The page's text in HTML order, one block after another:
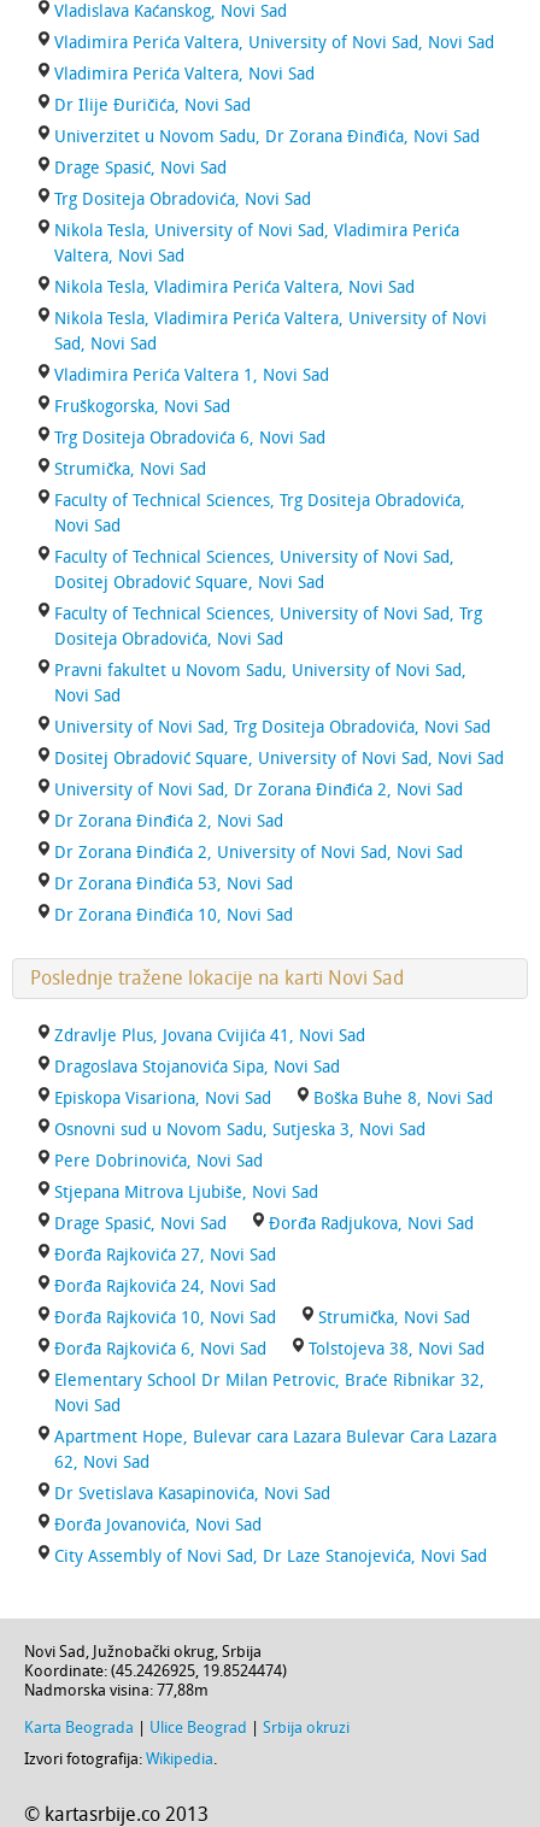
Vladislava Kaćanskog, Novi Sad
Vladimira Perića Valtera, University of Novi Sad, Novi Sad
Vladimira Perića Valtera, Novi Sad
Dr Ilije Đuričića, Novi Sad
Univerzitet u Novom Sadu, Dr Zorana Đinđića, Novi Sad
Drage Spasić, Novi Sad
Trg Dositeja Obradovića, Novi Sad
Nikola Tesla, University of Novi Sad, Vladimira Perića
Valtera, Novi Sad
Nikola Tesla, Vladimira Perića Valtera, Novi Sad
Nikola Tesla, Vladimira Perića Valtera, University of Novi
Sad, Novi Sad
Vladimira Perića Valtera 1, Novi Sad
Fruškogorska, Novi Sad
Trg Dositeja Obradovića 6, Novi Sad
Strumička, Novi Sad
Faculty of Technical Sciences, Trg Dositeja Obradovića,
Novi Sad
Faculty of Technical Sciences, University of Novi Sad,
Dositej Obradović Square, Novi Sad
Faculty of Technical Sciences, University of Novi Sad, Trg
Dositeja Obradovića, Novi Sad
Pravni fakultet u Novom Sadu, University of Novi Sad,
Novi Sad
University of Novi Sad, Trg Dositeja Obradovića, Novi Sad
Dositej Obradović Square, University of Novi Sad, Novi Sad
University of Novi Sad, Dr Zorana Đinđića 2, Novi Sad
Dr Zorana Đinđića 2, Novi Sad
Dr Zorana Đinđića 2, University of Novi Sad, Novi Sad
Dr Zorana Đinđića 53, Novi Sad
Dr Zorana Đinđića 10, Novi Sad
Poslednje tražene lokacije na karti Novi Sad
Zdravlje Plus, Jovana Cvijića 41, Novi Sad
Dragoslava Stojanovića Sipa, Novi Sad
Episkopa Visariona, Novi Sad
Boška Buhe 8, Novi Sad
Osnovni sud u Novom Sadu, Sutjeska 3, Novi Sad
Pere Dobrinovića, Novi Sad
Stjepana Mitrova Ljubiše, Novi Sad
Drage Spasić, Novi Sad
Đorđa Radjukova, Novi Sad
Đorđa Rajkovića 27, Novi Sad
Đorđa Rajkovića 24, Novi Sad
Đorđa Rajkovića 10, Novi Sad
Strumička, Novi Sad
Đorđa Rajkovića 6, Novi Sad
Tolstojeva 38, Novi Sad
Elementary School Dr Milan Petrovic, Braće Ribnikar 32,
Novi Sad
Apartment Hope, Bulevar cara Lazara Bulevar Cara Lazara
62, Novi Sad
Dr Svetislava Kasapinovića, Novi Sad
Đorđa Jovanovića, Novi Sad
City Assembly of Novi Sad, Dr Laze Stanojevića, Novi Sad
Novi Sad, Južnobački okrug, Srbija
Koordinate: (45.2426925, 19.8524474)
Nadmorska visina: 77,88m
Karta Beograda Ulice Beograd
Srbija okruzi
Izvori fotografija: Wikipedia.
© kartasrbije.co 2013